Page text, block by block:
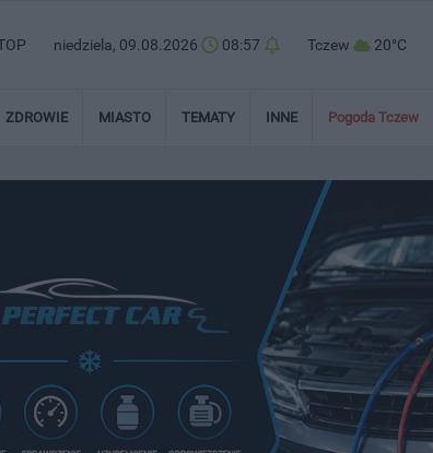
niedziela, 09.08.2026 08:57 Tczew 20°C
ZDROWIE MIASTO TEMATY INNE Pogoda Tczew